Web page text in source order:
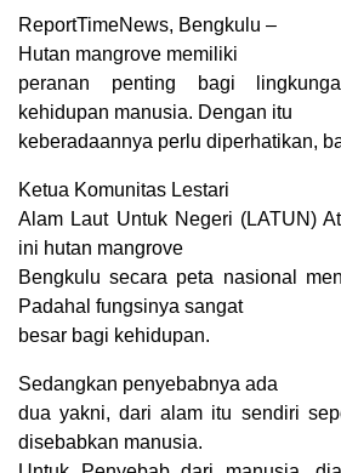
ReportTimeNews, Bengkulu –
Hutan mangrove memiliki
peranan penting bagi
kehidupan manusia. Dengan itu
keberadaannya perlu diperhatikan,
Ketua Komunitas Lestari
Alam Laut Untuk Negeri (LATUN)
ini hutan mangrove
Bengkulu secara peta nasional
Padahal fungsinya sangat
besar bagi kehidupan.
Sedangkan penyebabnya ada
dua yakni, dari alam itu sendiri
disebabkan manusia.